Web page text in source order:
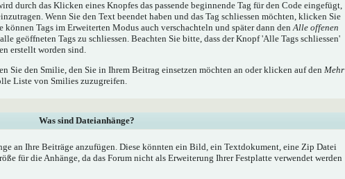
durch das Klicken eines Knopfes das passende beginnende Tag für den Code eingefügt,
Wenn Sie den Text beendet haben und das Tag schliessen möchten, klicken Sie
können Tags im Erweiterten Modus auch verschachteln und später dann denAlle offenen
geöffneten Tags zu schliessen. Beachten Sie bitte, dass der Knopf 'Alle Tags schliessen'
erstellt worden sind.
Sie den Smilie, den Sie in Ihrem Beitrag einsetzen möchten an oder klicken auf den Mehr
Liste von Smilies zuzugreifen.
Was sind Dateianhänge?
an Ihre Beiträge anzufügen. Diese könnten ein Bild, ein Textdokument, eine Zip Datei
für die Anhänge, da das Forum nicht als Erweiterung Ihrer Festplatte verwendet werden